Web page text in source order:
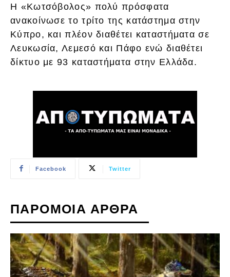
Η «Κωτσόβολος» πολύ πρόσφατα
ανακοίνωσε το τρίτο της κατάστημα στην
Κύπρο, και πλέον διαθέτει καταστήματα σε
Λευκωσία, Λεμεσό και Πάφο ενώ διαθέτει
δίκτυο με 93 καταστήματα στην Ελλάδα.
Facebook Twitter
ΠΑΡΟΜΟΙΑ ΑΡΘΡΑ